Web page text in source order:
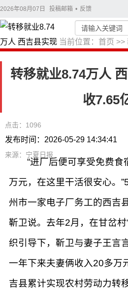
2026年08月07日 投稿邮箱 • 反馈
当前位置： 首页 >>
转移就业8.74万人
收7.65
点击：1096
发布时间：2026-05-29 14:34:41
来源：宁夏日报
“进厂后便可享受免费
万元，在这里干活很安心。
州市一家电子厂务工的西吉
靳卫说。去年2月，在甘岔村
织引导下，靳卫与妻子王言
一年下来夫妻俩收入20多万
吉县累计实现农村劳动力转